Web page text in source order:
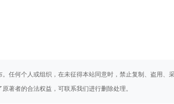
任何个人或组织，在未征得本站同意时，禁止复制、盗用、采
著者的合法权益，可联系我们进行删除处理。